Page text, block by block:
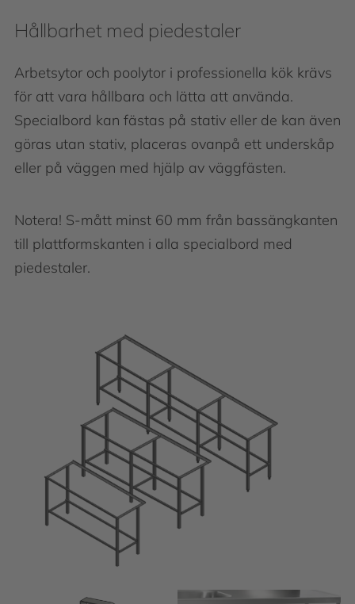
Hållbarhet med piedestaler
Arbetsytor och poolytor i professionella kök krävs
för att vara hållbara och lätta att använda.
Specialbord kan fästas på stativ eller de kan även
göras utan stativ, placeras ovanpå ett underskåp
eller på väggen med hjälp av väggfästen.
Notera! S-mått minst 60 mm från bassängkanten
till plattformskanten i alla specialbord med
piedestaler.